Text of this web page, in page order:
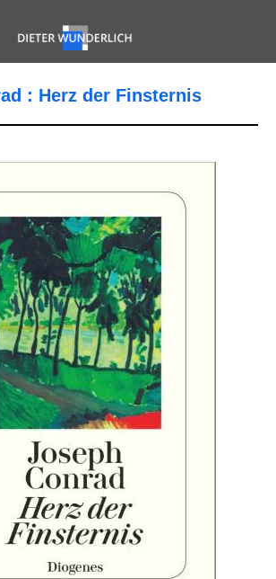
: Herz der Finsternis